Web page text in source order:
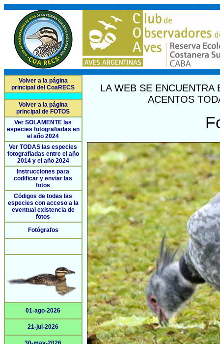
Volver a la página
principal del CoaRECS
Volver a la página
principal de FOTOS
Ver SOLAMENTE las
especies fotografiadas en
el año 2024
Ver TODAS las especies
fotografiadas entre el año
2014 y el año 2024
Instrucciones para
codificar y enviar las
fotos
Códigos de todas las
especies con acceso a la
eventual existencia de
fotos
Fotógrafos
01-ago-2026
21-jul-2026
LA WEB SE
ACENTOS